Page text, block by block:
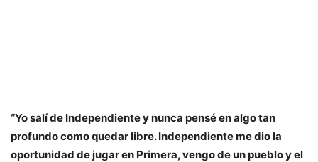
“Yo salí de Independiente y nunca pensé en algo tan
profundo como quedar libre. Independiente me dio la
oportunidad de jugar en Primera, vengo de un pueblo y el